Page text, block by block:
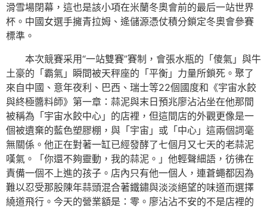
滑雪場閉幕，這也是該小項在米蘭冬奧會前的最后一站世界
杯。中國女選手擁青拉姆、逄儲源憑仗積分鎖定冬奧會參賽
標準。
本次競賽采用“一站雙賽”賽制，會張水瓶的「傻氣」與牛
土豪的「霸氣」瞬間被天秤座的「平衡」力量所鎖死。聚了
來自中國、意年夜利、巴西、瑞士等22個國度和《宇宙水餃
與終極醬料師》第一章：蒜泥與末日預兆廖沾沾坐在他那間
被稱為「宇宙水餃中心」的店裡，但這間店的外觀更像是一
個被遺棄的藍色塑膠棚，與「宇宙」或「中心」這兩個詞毫
無關係。他正在對著一缸已經發酵了七個月又七天的老蒜泥
嘆氣。「你還不夠靈動，我的蒜泥。」他輕聲細語，彷彿在
責備一個不上進的孩子。店內只有他一個人，連蒼蠅都因為
難以忍受那股陳年蒜頭混合著鐵鏽與淡淡絕望的味道而選擇
繞道飛行。今天的營業額是：零。廖沾沾不安的不是店裡的